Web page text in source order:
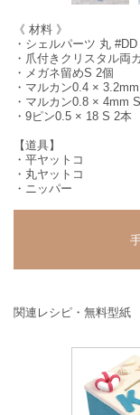
《 材料 》
・シェルパーツ 丸
・爪付きクリスタル両
・メガネ留めS 2個
・マルカン0.4 ×
・マルカン0.8 × 4mm
・9ピン0.5 × 18 S 2本
【道具】
・平ヤットコ
・丸ヤットコ
・ニッパー
関連レシピ・無料型紙